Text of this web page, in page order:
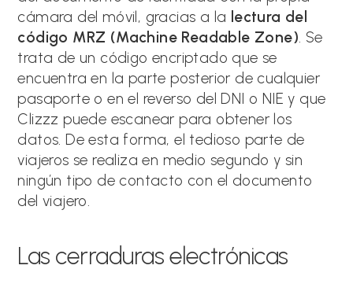
cámara del móvil, gracias a la lectura del
código MRZ (Machine Readable Zone). Se
trata de un código encriptado que se
encuentra en la parte posterior de cualquier
pasaporte o en el reverso del DNI o NIE y que
Clizzz puede escanear para obtener los
datos. De esta forma, el tedioso parte de
viajeros se realiza en medio segundo y sin
ningún tipo de contacto con el documento
del viajero.
Las cerraduras electrónicas